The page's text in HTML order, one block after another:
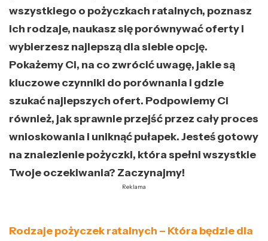
wszystkiego o pożyczkach ratalnych, poznasz
ich rodzaje, naukasz się porównywać oferty i
wybierzesz najlepszą dla siebie opcję.
Pokażemy Ci, na co zwrócić uwagę, jakie są
kluczowe czynniki do porównania i gdzie
szukać najlepszych ofert. Podpowiemy Ci
również, jak sprawnie przejść przez cały proces
wnioskowania i uniknąć pułapek. Jesteś gotowy
na znalezienie pożyczki, która spełni wszystkie
Twoje oczekiwania? Zaczynajmy!
Reklama
Rodzaje pożyczek ratalnych – Która będzie dla